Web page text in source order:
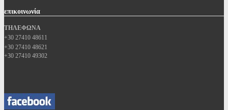
επικοινωνία
ΤΗΛΕΦΩΝΑ
+30 27410 48611
+30 27410 48621
+30 27410 49302